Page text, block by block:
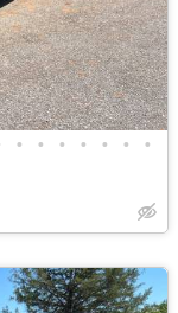
• • • • • • •